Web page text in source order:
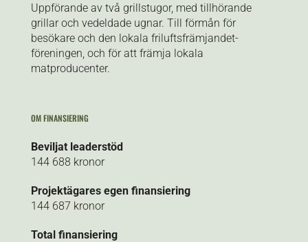
Uppförande av två grillstugor, med tillhörande
grillar och vedeldade ugnar. Till förmån för
besökare och den lokala friluftsfrämjandet-
föreningen, och för att främja lokala
matproducenter.
OM FINANSIERING
Beviljat leaderstöd
144 688 kronor
Projektägares egen finansiering
144 687 kronor
Total finansiering